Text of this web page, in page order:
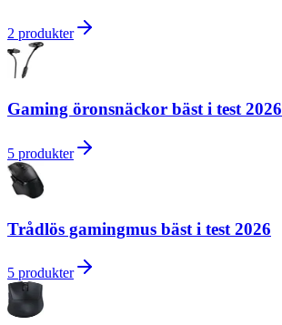
2 produkter
Gaming öronsnäckor bäst i test 2026
5 produkter
Trådlös gamingmus bäst i test 2026
5 produkter